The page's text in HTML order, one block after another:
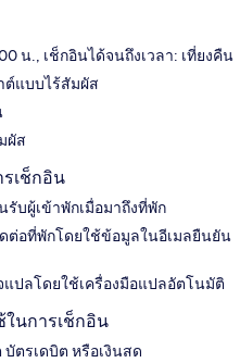
น., เช็กอินได้จนถึงเวลา: เที่ยงคืน
ต์แบบไร้สัมผัส
ผัส
เช็กอิน
บผู้เข้าพักเมื่อมาถึงที่พัก
ต่อที่พักโดยใช้ข้อมูลในอีเมลยืนยัน
ปลโดยใช้เครื่องมือแปลอัตโนมัติ
นการเช็กอิน
ตรเดบิต หรือเงินสด